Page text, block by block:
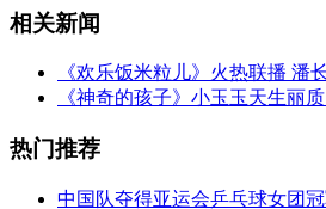
相关新闻
《欢乐饭米粒儿》火热联播 潘
《神奇的孩子》小玉玉天生丽
热门推荐
中国队夺得亚运会乒乓球女团